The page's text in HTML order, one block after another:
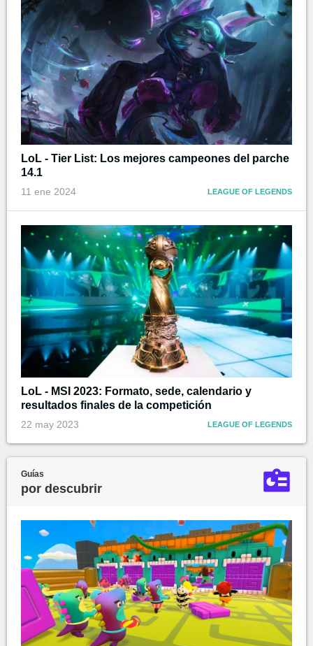
LoL - Tier List: Los mejores campeones del parche
14.1
11 ene 2024 LEAGUE OF LEGENDS
LoL - MSI 2023: Formato, sede, calendario y
resultados finales de la competición
22 may 2023 LEAGUE OF LEGENDS
Guías
por descubrir